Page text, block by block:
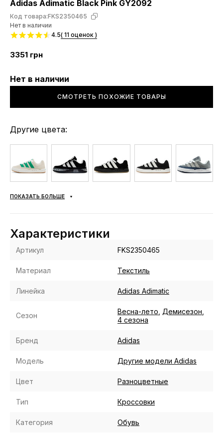
Adidas Adimatic Black Pink GY2092
Код товара:FKS2350465
Нет в наличии
4.5( 11 оценок )
3351 грн
Нет в наличии
СМОТРЕТЬ ПОХОЖИЕ ТОВАРЫ
Другие цвета:
ПОКАЗАТЬ БОЛЬШЕ
Характеристики
Артикул FKS2350465
Материал Текстиль
Линейка Adidas Adimatic
Сезон Весна-лето Демисезон
4 сезона
Бренд Adidas
Модель Другие модели Adidas
Цвет Разноцветные
Тип Кроссовки
Категория Обувь